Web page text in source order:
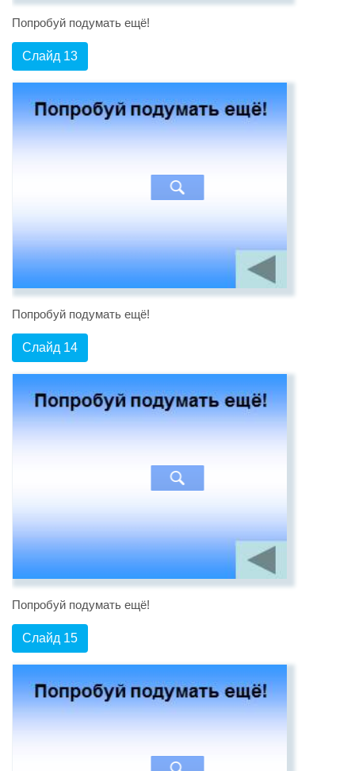
Попробуй подумать ещё!
Слайд 13
Попробуй подумать ещё!
Слайд 14
Попробуй подумать ещё!
Слайд 15